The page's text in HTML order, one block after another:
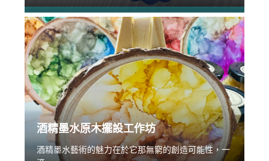
酒精墨水原木擺設工作坊
酒精墨水藝術的魅力在於它那無窮的創造可能性，一